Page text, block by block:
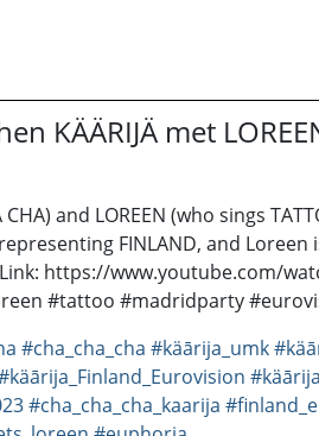
KÄÄRIJÄ met
CHA) and LOREEN (who sings
FINLAND, and
Link: https://www.youtube.com/
#tattoo #madridparty
#cha_cha_cha #käārija_umk
#cha_cha_cha_kaarija